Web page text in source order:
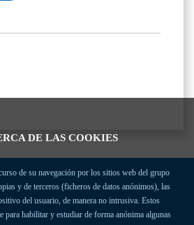
DE LAS COOKIES
de su navegación por los sitios web del grupo
y de terceros (ficheros de datos anónimos), las
del usuario, de manera no intrusiva. Estos
para habilitar y estudiar de forma anónima algunas